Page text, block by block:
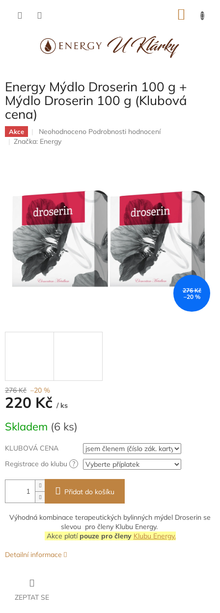
Energy Mýdlo Droserin 100 g +
Mýdlo Droserin 100 g (Klubová
cena)
Akce
Průměrné
hodnocení
hvězdiček.
Neohodnoceno Podrobnosti hodnocení
Značka: Energy
276 Kč
–20 %
276 Kč –20 %
220 Kč / ks
cena:
Skladem (6 ks)
KLUBOVÁ CENA
Registrace do klubu
?
Přidat do košíku
Výhodná kombinace terapeutických bylinných mýdel Droserin se
slevou pro členy Klubu Energy.
Akce platí pouze pro členy Klubu Energy.
Detailní informace
ZEPTAT SE